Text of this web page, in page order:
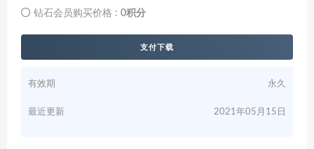
钻石会员购买价格 : 0积分
支付下载
有效期 永久
最近更新 2021年05月15日